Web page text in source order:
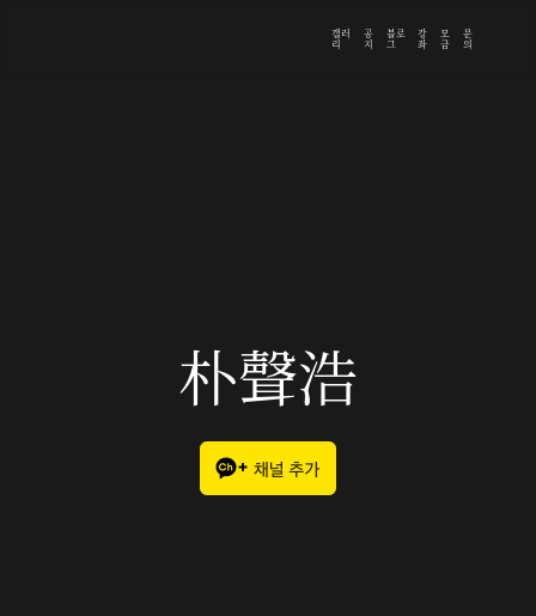
갤러
리
공
지
블로
그
강
좌
모
금
문
의
朴聲浩